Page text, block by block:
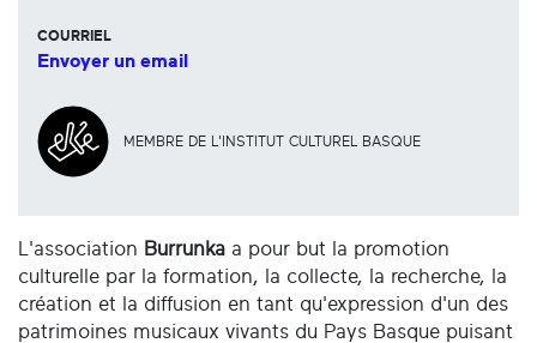
COURRIEL
Envoyer un email
MEMBRE DE L'INSTITUT CULTUREL BASQUE
L'association Burrunka a pour but la promotion
culturelle par la formation, la collecte, la recherche, la
création et la diffusion en tant qu'expression d'un des
patrimoines musicaux vivants du Pays Basque puisant